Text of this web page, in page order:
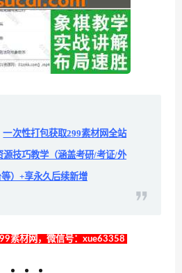
一次性打包获取299素材网全站
源技巧教学（涵盖考研/考证/外
）+享永久后续新增
素材网，微信号：xue63358